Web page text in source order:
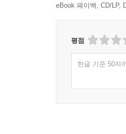
eBook 페이백, CD/LP,
평점
한글 기준 50자